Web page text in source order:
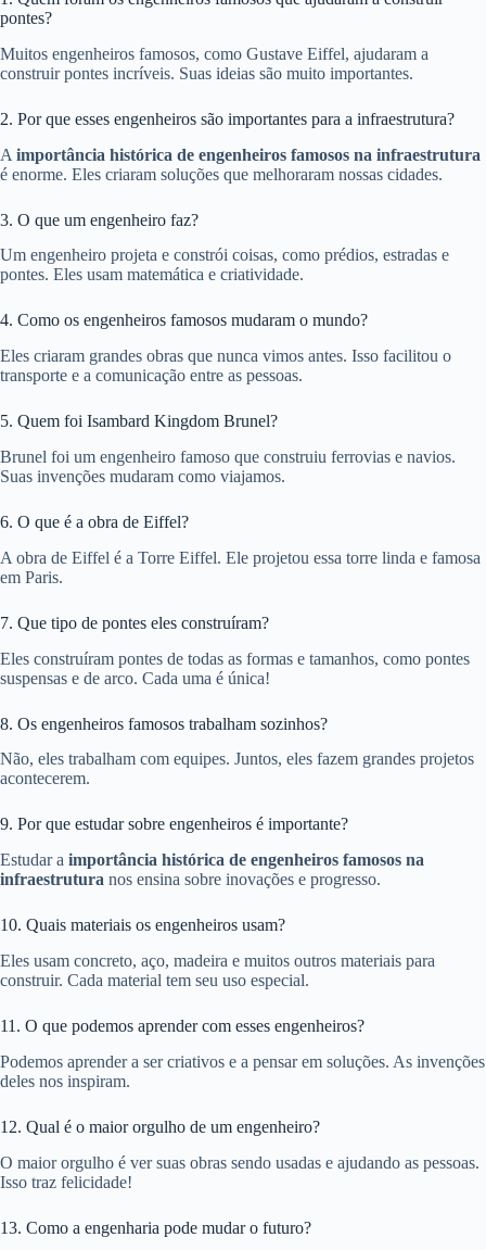
pontes?
Muitos engenheiros famosos, como Gustave Eiffel, ajudaram a
construir pontes incríveis. Suas ideias são muito importantes.
2. Por que esses engenheiros são importantes para a infraestrutura?
A importância histórica de engenheiros famosos na infraestrutura
é enorme. Eles criaram soluções que melhoraram nossas cidades.
3. O que um engenheiro faz?
Um engenheiro projeta e constrói coisas, como prédios, estradas e
pontes. Eles usam matemática e criatividade.
4. Como os engenheiros famosos mudaram o mundo?
Eles criaram grandes obras que nunca vimos antes. Isso facilitou o
transporte e a comunicação entre as pessoas.
5. Quem foi Isambard Kingdom Brunel?
Brunel foi um engenheiro famoso que construiu ferrovias e navios.
Suas invenções mudaram como viajamos.
6. O que é a obra de Eiffel?
A obra de Eiffel é a Torre Eiffel. Ele projetou essa torre linda e famosa
em Paris.
7. Que tipo de pontes eles construíram?
Eles construíram pontes de todas as formas e tamanhos, como pontes
suspensas e de arco. Cada uma é única!
8. Os engenheiros famosos trabalham sozinhos?
Não, eles trabalham com equipes. Juntos, eles fazem grandes projetos
acontecerem.
9. Por que estudar sobre engenheiros é importante?
Estudar a importância histórica de engenheiros famosos na
infraestrutura nos ensina sobre inovações e progresso.
10. Quais materiais os engenheiros usam?
Eles usam concreto, aço, madeira e muitos outros materiais para
construir. Cada material tem seu uso especial.
11. O que podemos aprender com esses engenheiros?
Podemos aprender a ser criativos e a pensar em soluções. As invenções
deles nos inspiram.
12. Qual é o maior orgulho de um engenheiro?
O maior orgulho é ver suas obras sendo usadas e ajudando as pessoas.
Isso traz felicidade!
13. Como a engenharia pode mudar o futuro?